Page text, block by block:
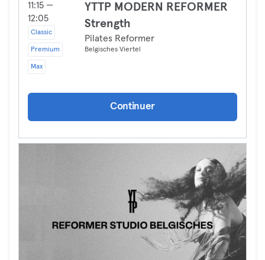
11:15 —
12:05
Classic
Premium
Max
YTTP MODERN REFORMER
Strength
Pilates Reformer
Belgisches Viertel
Continuer